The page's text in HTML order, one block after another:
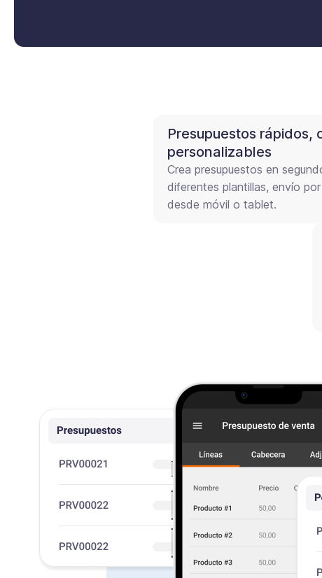
Presupuestos rápidos,
personalizables
Crea presupuestos en
diferentes plantillas, envío
desde móvil o tablet.